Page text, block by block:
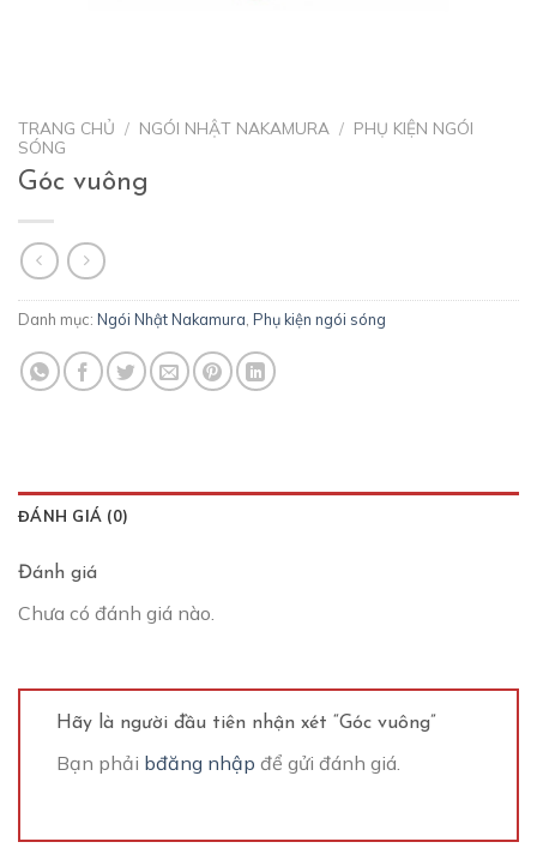
TRANG CHỦ / NGÓI NHẬT NAKAMURA / PHỤ KIỆN NGÓI
SÓNG
Góc vuông
Danh mục: Ngói Nhật Nakamura Phụ kiện ngói sóng
ĐÁNH GIÁ (0)
Đánh giá
Chưa có đánh giá nào.
Hãy là người đầu tiên nhận xét “Góc vuông”
Bạn phải bđăng nhập để gửi đánh giá.